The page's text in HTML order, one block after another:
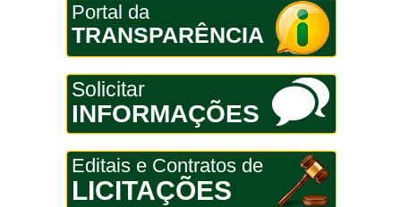
Portal da
TRANSPARÊNCIA
Solicitar
INFORMAÇÕES
Editais e Contratos de
LICITAÇÕES